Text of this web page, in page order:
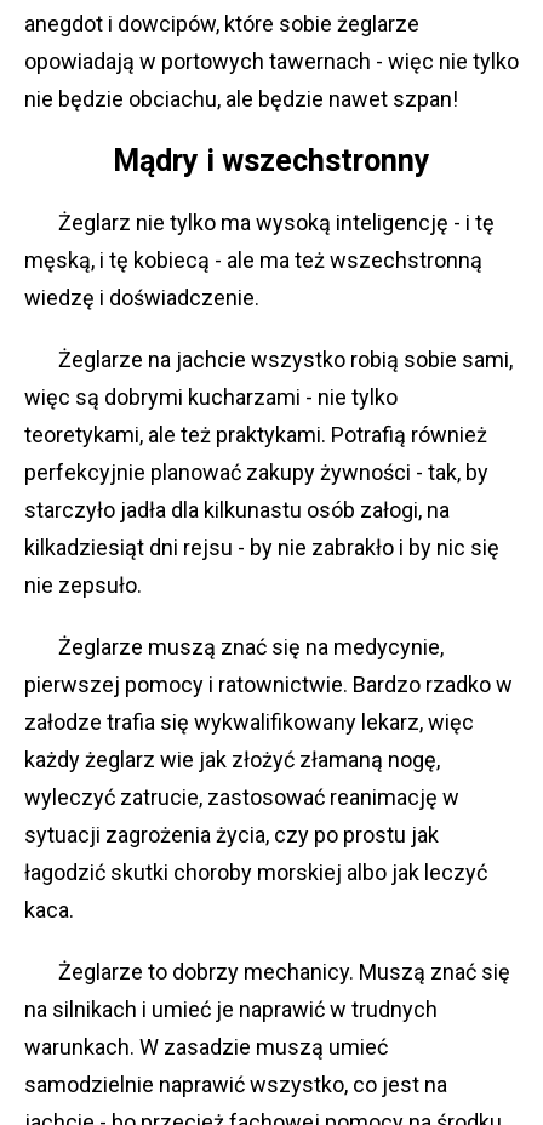
anegdot i dowcipów, które sobie żeglarze
opowiadają w portowych tawernach - więc nie tylko
nie będzie obciachu, ale będzie nawet szpan!
Mądry i wszechstronny
Żeglarz nie tylko ma wysoką inteligencję - i tę
męską, i tę kobiecą - ale ma też wszechstronną
wiedzę i doświadczenie.
Żeglarze na jachcie wszystko robią sobie sami,
więc są dobrymi kucharzami - nie tylko
teoretykami, ale też praktykami. Potrafią również
perfekcyjnie planować zakupy żywności - tak, by
starczyło jadła dla kilkunastu osób załogi, na
kilkadziesiąt dni rejsu - by nie zabrakło i by nic się
nie zepsuło.
Żeglarze muszą znać się na medycynie,
pierwszej pomocy i ratownictwie. Bardzo rzadko w
załodze trafia się wykwalifikowany lekarz, więc
każdy żeglarz wie jak złożyć złamaną nogę,
wyleczyć zatrucie, zastosować reanimację w
sytuacji zagrożenia życia, czy po prostu jak
łagodzić skutki choroby morskiej albo jak leczyć
kaca.
Żeglarze to dobrzy mechanicy. Muszą znać się
na silnikach i umieć je naprawić w trudnych
warunkach. W zasadzie muszą umieć
samodzielnie naprawić wszystko, co jest na